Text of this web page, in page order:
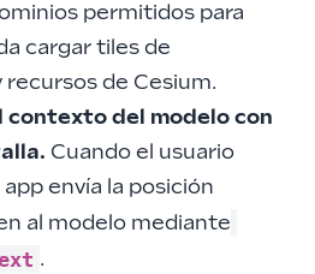
permitidos para
cargar tiles de
de Cesium.
del modelo con
Cuando el usuario
envía la posición
al modelo mediante
.